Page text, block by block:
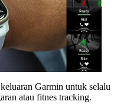
Garmin untuk selalu
atau fitnes tracking.